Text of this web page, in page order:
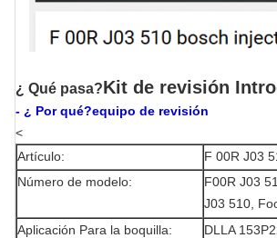
¿ Qué pasa?Kit de revisión
- ¿ Por qué?equipo de revisión
<
Artículo:
F 00R J03
Número de modelo:
F00R J03
J03 510,
Aplicación Para la boquilla:
DLLA